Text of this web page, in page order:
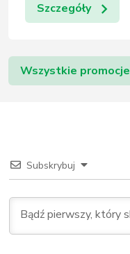
Szczegóły
Wszystkie promocje
Subskrybuj